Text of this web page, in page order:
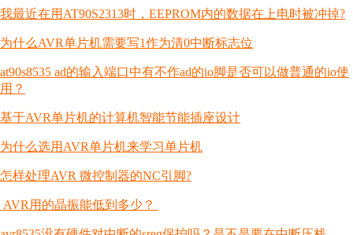
我最近在用AT90S2313时，EEPROM内的数据在上电时被冲掉?
为什么AVR单片机需要写1作为清0中断标志位
at90s8535 ad的输入端口中有不作ad的io脚是否可以做普通的io使
用？
基于AVR单片机的计算机智能节能插座设计
为什么选用AVR单片机来学习单片机
怎样处理AVR 微控制器的NC引脚?
AVR用的晶振能低到多少？